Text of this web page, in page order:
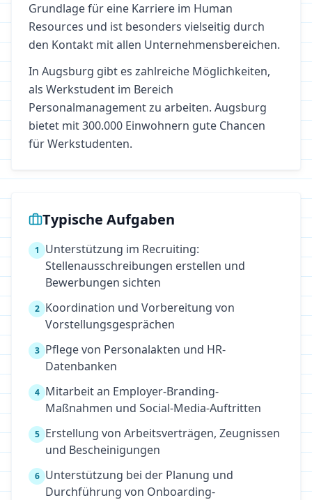
Grundlage für eine Karriere im Human
Resources und ist besonders vielseitig durch
den Kontakt mit allen Unternehmensbereichen.
In Augsburg gibt es zahlreiche Möglichkeiten,
als Werkstudent im Bereich
Personalmanagementzu arbeiten. Augsburg
bietet mit 300.000 Einwohnern gute Chancen
für Werkstudenten.
Typische Aufgaben
1
Unterstützung im Recruiting:
Stellenausschreibungen erstellen und
Bewerbungen sichten
2 Koordination und Vorbereitung von
Vorstellungsgesprächen
3 Pflege von Personalakten und HR-
Datenbanken
4 Mitarbeit an Employer-Branding-
Maßnahmen und Social-Media-Auftritten
5 Erstellung von Arbeitsverträgen, Zeugnissen
und Bescheinigungen
6 Unterstützung bei der Planung und
Durchführung von Onboarding-